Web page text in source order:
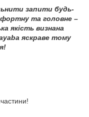
запити будь-
та головне –
якість визнана
яскраве тому